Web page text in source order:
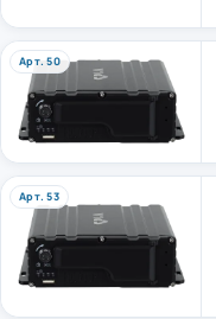
Арт. 50
Арт. 53